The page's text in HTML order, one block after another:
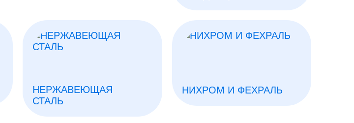
НЕРЖАВЕЮЩАЯ
СТАЛЬ
НИХРОМ И ФЕХРАЛЬ